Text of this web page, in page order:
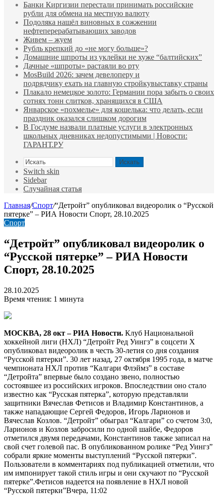
Банки Киргизии перестали принимать российские
рубли для обмена на местную валюту
Подоляка нашёл виновных в сожжении
нефтеперерабатывающих заводов
Живем – жуем
Рубль крепкий до «не могу больше»?
Домашние шпроты из уклейки не хуже “балтийских”
Дачные «шпроты» растаяли во рту
MosBuild 2026: зачем девелоперу и
подрядчиĸу ехать на главную стройĸувыставĸу страны
Плакало немецкое золото: Германии пора забыть о своих
сотнях тонн слитков, хранящихся в США
Январское «похмелье» для кошелька: что делать, если
праздник оказался слишком дорогим
В Госдуме назвали платные услуги в электронных
школьных дневниках недопустимыми | Новости:
ГАРАНТ.РУ
Искать
Switch skin
Sidebar
Случайная статья
Главная/Спорт/“Детройт” опубликовал видеоролик о “Русской
пятерке” – РИА Новости Спорт, 28.10.2025
Спорт
“Детройт” опубликовал видеоролик о
“Русской пятерке” – РИА Новости
Спорт, 28.10.2025
28.10.2025
Время чтения: 1 минута
МОСКВА, 28 окт – РИА Новости. Клуб Национальной
хоккейной лиги (НХЛ) “Детройт Ред Уингз” в соцсети Х
опубликовал видеоролик в честь 30-летия со дня создания
“Русской пятерки”. 30 лет назад, 27 октября 1995 года, в матче
чемпионата НХЛ против “Калгари Флэймз” в составе
“Детройта” впервые было создано звено, полностью
состоявшее из российских игроков. Впоследствии оно стало
известно как “Русская пятерка”, которую представляли
защитники Вячеслав Фетисов и Владимир Константинов, а
также нападающие Сергей Федоров, Игорь Ларионов и
Вячеслав Козлов. “Детройт” обыграл “Калгари” со счетом 3:0,
Ларионов и Козлов забросили по одной шайбе, Федоров
отметился двумя передачами, Константинов также записал на
свой счет голевой пас. В опубликованном ролике “Ред Уингз”
собрали яркие моменты выступлений “Русской пятерки”.
Пользователи в комментариях под публикацией отметили, что
им импонирует такой стиль игры и они скучают по “Русской
пятерке”.Фетисов надеется на появление в НХЛ новой
“Русской пятерки”Вчера, 11:02